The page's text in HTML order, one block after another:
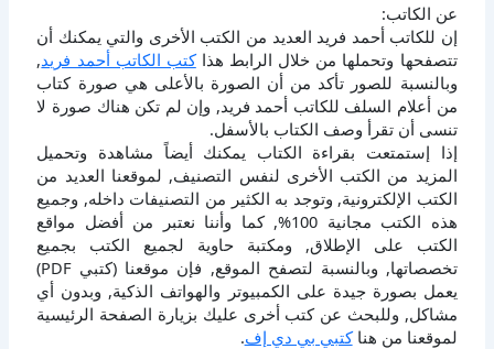
عن الكاتب:
إن للكاتب أحمد فريد العديد من الكتب الأخرى والتي يمكنك أن
تتصفحها وتحملها من خلال الرابط هذاكتب الكاتب أحمد فريد,
وبالنسبة للصور تأكد من أن الصورة بالأعلى هي صورة كتاب
من أعلام السلف للكاتب أحمد فريد, وإن لم تكن هناك صورة لا
تنسى أن تقرأ وصف الكتاب بالأسفل.
إذا إستمتعت بقراءة الكتاب يمكنك أيضاً مشاهدة وتحميل
المزيد من الكتب الأخرى لنفس التصنيف, لموقعنا العديد من
الكتب الإلكترونية, وتوجد به الكثير من التصنيفات داخله, وجميع
هذه الكتب مجانية 100%, كما وأننا نعتبر من أفضل مواقع
الكتب على الإطلاق, ومكتبة حاوية لجميع الكتب بجميع
تخصصاتها, وبالنسبة لتصفح الموقع, فإن موقعنا (كتبي PDF)
يعمل بصورة جيدة على الكمبيوتر والهواتف الذكية, وبدون أي
مشاكل, وللبحث عن كتب أخرى عليك بزيارة الصفحة الرئيسية
لموقعنا من هناكتبي بي دي إف.